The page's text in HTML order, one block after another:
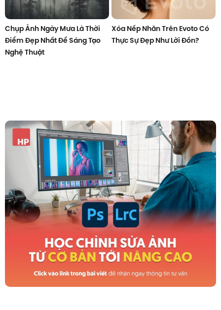
Chụp Ảnh Ngày Mưa Là Thời
Điểm Đẹp Nhất Để Sáng Tạo
Nghệ Thuật
Xóa Nếp Nhăn Trên Evoto Có
Thực Sự Đẹp Như Lời Đồn?